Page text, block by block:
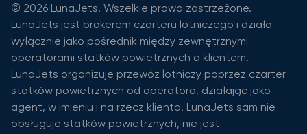
© 2026 LunaJets. Wszelkie prawa zastrzeżone.
LunaJets jest brokerem czarteru lotniczego i działa
wyłącznie jako pośrednik między zewnętrznymi
operatorami statków powietrznych a klientem.
LunaJets organizuje przewóz lotniczy poprzez czarter
statków powietrznych od operatora, działając jako
agent, w imieniu i na rzecz klienta. LunaJets sam nie
obsługuje statków powietrznych, nie jest